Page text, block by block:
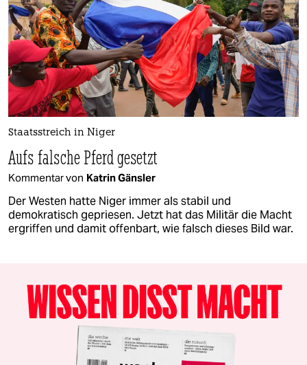
Staatsstreich in Niger
Aufs falsche Pferd gesetzt
Kommentar von Katrin Gänsler
Der Westen hatte Niger immer als stabil und
demokratisch gepriesen. Jetzt hat das Militär die Macht
ergriffen und damit offenbart, wie falsch dieses Bild war.